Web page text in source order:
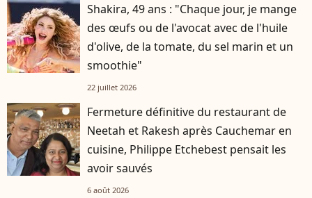
Shakira, 49 ans : "Chaque jour, je mange
des œufs ou de l'avocat avec de l'huile
d'olive, de la tomate, du sel marin et un
smoothie"
22 juillet 2026
Fermeture définitive du restaurant de
Neetah et Rakesh après Cauchemar en
cuisine, Philippe Etchebest pensait les
avoir sauvés
6 août 2026